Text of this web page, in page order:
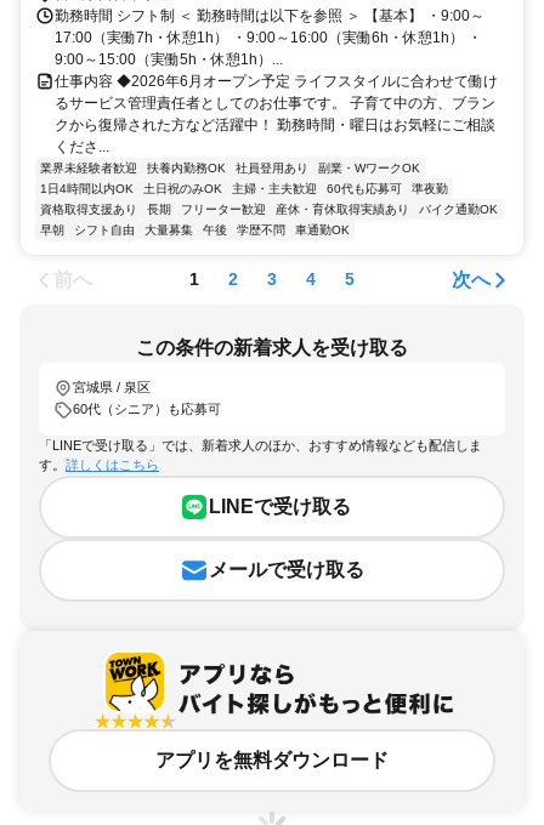
勤務時間 シフト制 ＜ 勤務時間は以下を参照 ＞ 【基本】 ・9:00～
17:00（実働7h・休憩1h） ・9:00～16:00（実働6h・休憩1h） ・
9:00～15:00（実働5h・休憩1h）...
仕事内容 ◆2026年6月オープン予定 ライフスタイルに合わせて働け
るサービス管理責任者としてのお仕事です。 子育て中の方、ブラン
クから復帰された方など活躍中！ 勤務時間・曜日はお気軽にご相談
くださ...
業界未経験者歓迎 扶養内勤務OK 社員登用あり
副業・WワークOK
1日4時間以内OK
土日祝のみOK 主婦・主夫歓迎 60代も応募可
準夜勤
資格取得支援あり
長期 フリーター歓迎 産休・育休取得実績あり
バイク通勤OK
早朝
シフト自由 大量募集 午後 学歴不問 車通勤OK
前へ 1 2 3 4 5 次へ
この条件の新着求人を受け取る
宮城県 / 泉区
60代（シニア）も応募可
「LINEで受け取る」では、新着求人のほか、おすすめ情報なども配信しま
す。 詳しくはこちら
LINEで受け取る
メールで受け取る
アプリを無料ダウンロード